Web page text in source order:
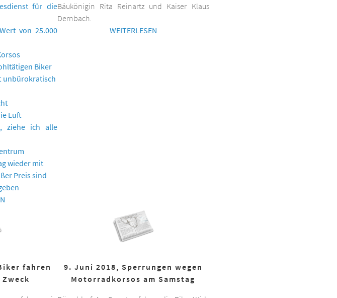
für die
von 25.000
Biker
unbürokratisch
Luft
ziehe ich alle
wieder mit
Preis sind
Bäukönigin Rita Reinartz und Kaiser Klaus
Dernbach.
WEITERLESEN
fahren
9. Juni 2018, Sperrungen wegen
Motorradkorsos am Samstag